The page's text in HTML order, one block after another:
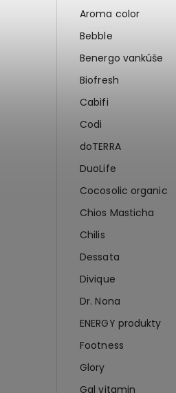
Aroma color
Bebble
Benergo vankúše
Biofresh
Cabifi
Codi
doTERRA
DuoLife
Cocosolic organic
Chios Masticha
Chilis
Dessata
Divique
Dr. Nona
ENERGY produkty
Footness
Glory
Gal vitamin